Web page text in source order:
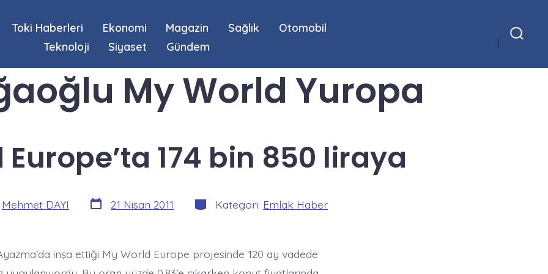
Arama
Göster/Gizle
Toki Haberleri Ekonomi Magazin Sağlık
Otomobil
Teknoloji
Siyaset Gündem
My World Yuropa
174 bin 850 liraya
Mehmet DAYI Yazı
tarihi
21 Nisan 2011 Kategoriler
Kategori: Emlak Haber
inşa ettiği My World Europe projesinde 120 ay vadede